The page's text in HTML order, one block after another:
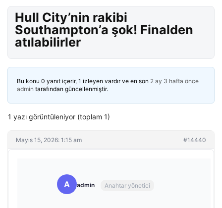
Hull City’nin rakibi
Southampton’a şok! Finalden
atılabilirler
Bu konu 0 yanıt içerir, 1 izleyen vardır ve en son 2 ay 3 hafta önce
admin tarafından güncellenmiştir.
1 yazı görüntüleniyor (toplam 1)
Mayıs 15, 2026: 1:15 am #14440
A admin Anahtar yönetici